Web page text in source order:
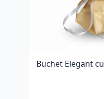
Buchet Elegant cu